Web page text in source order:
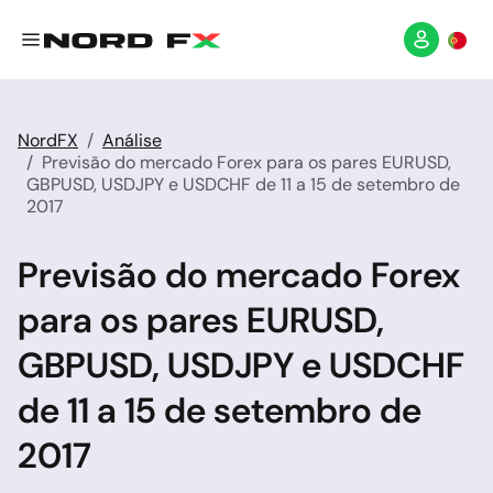
NordFX
Análise
Previsão do mercado Forex para os pares EURUSD,
GBPUSD, USDJPY e USDCHF de 11 a 15 de setembro de
2017
Previsão do mercado Forex
para os pares EURUSD,
GBPUSD, USDJPY e USDCHF
de 11 a 15 de setembro de
2017